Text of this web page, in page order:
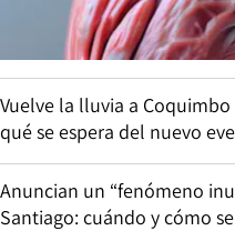
Vuelve la lluvia a Coquimbo
qué se espera del nuevo
Anuncian un “fenómeno
Santiago: cuándo y cómo